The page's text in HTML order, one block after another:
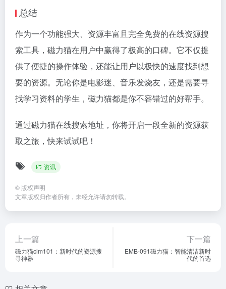
总结
作为一个功能强大、资源丰富且完全免费的在线资源搜
索工具，磁力猫在用户中赢得了极高的口碑。它不仅提
供了便捷的操作体验，还能让用户以极快的速度找到想
要的资源。无论你是电影迷、音乐发烧友，还是需要寻
找学习资料的学生，磁力猫都是你不容错过的好帮手。
通过磁力猫在线搜索地址，你将开启一段全新的资源获
取之旅，快来试试吧！
资讯
© 版权声明
文章版权归作者所有，未经允许请勿转载。
上一篇
磁力猫clm101：新时代的资源搜
寻神器
下一篇
EMB-091磁力猫：智能清洁新时
代的首选